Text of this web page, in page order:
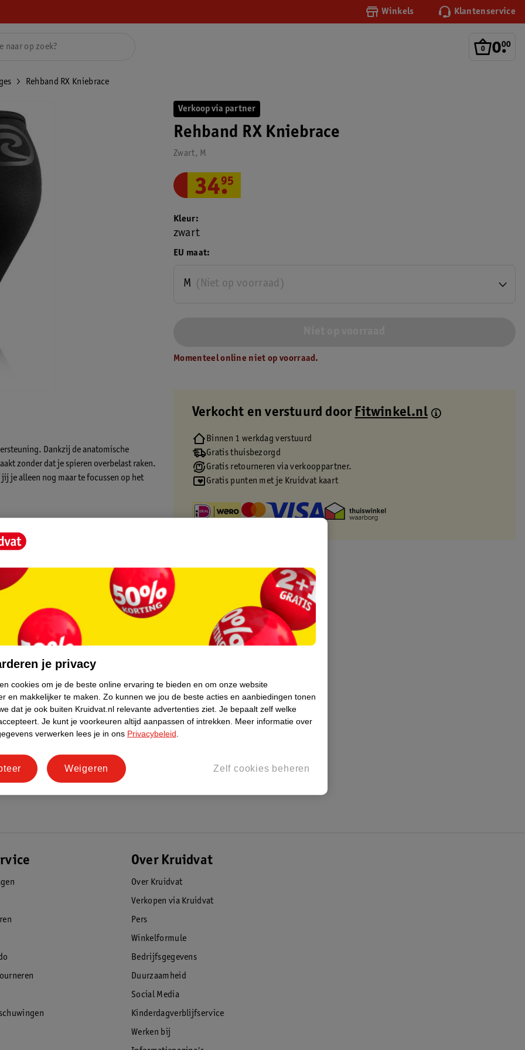
Winkels Klantenservice
0.
00
Rehband RX Kniebrace
Dankzij de anatomische
zonder dat je spieren overbelast raken.
je alleen nog maar te focussen op het
ondersteuningsniveaus:
De omtrek in cm bepaalt de maat die je
Verkoop via partner
Rehband RX Kniebrace
Zwart, M
34.
95
EU maat
(Niet op voorraad)
M
Kleur
zwart
Momenteel online niet op voorraad.
Verkocht en verstuurd door Fitwinkel.nl
Binnen 1 werkdag verstuurd
Gratis thuisbezorgd
Gratis retourneren via verkooppartner.
Gratis punten met je Kruidvat kaart
Over Kruidvat
Over Kruidvat
Verkopen via Kruidvat
Pers
Winkelformule
Bedrijfsgegevens
Duurzaamheid
Social Media
Kinderdagverblijfservice
Werken bij
je privacy
cookies om je de beste online ervaring te bieden en om onze website
en makkelijker te maken. Zo kunnen we jou de beste acties en aanbiedingen tonen
dat je ook buiten Kruidvat.nl relevante advertenties ziet. Je bepaalt zelf welke
Je kunt je voorkeuren altijd aanpassen of intrekken.
Meer informatie over
verwerken lees je in ons Privacybeleid
Zelf cookies beheren
Weigeren